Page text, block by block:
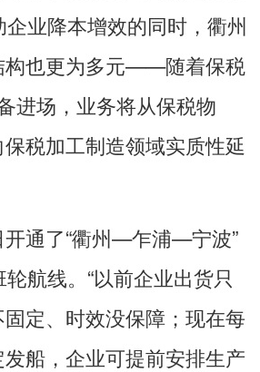
业降本增效的同时，衢州
构也更为多元——随着保税
进场，业务将从保税物
税加工制造领域实质性延
通了“衢州—乍浦—宁波”
航线。“以前企业出货只
定、时效没保障；现在每
船，企业可提前安排生产